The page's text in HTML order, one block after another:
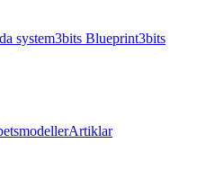
system3bits Blueprint3bits
Artiklar